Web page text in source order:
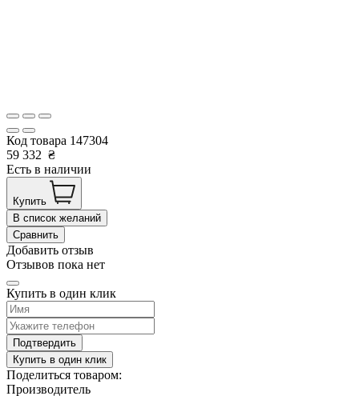
Код товара 147304
59 332 ₴
Есть в наличии
Купить
В список желаний
Сравнить
Добавить отзыв
Отзывов пока нет
Купить в один клик
Подтвердить
Купить в один клик
Поделиться товаром:
Производитель